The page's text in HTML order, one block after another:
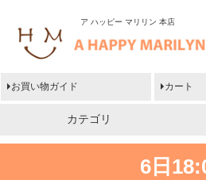
ア ハッピー マリリン 本店
お買い物ガイド カート
カテゴリ
6日